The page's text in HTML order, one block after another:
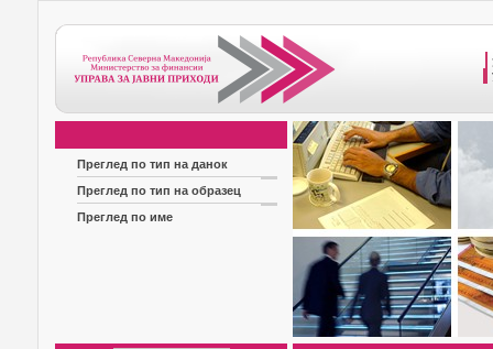
Преглед по тип на данок
Преглед по тип на образец
Преглед по име